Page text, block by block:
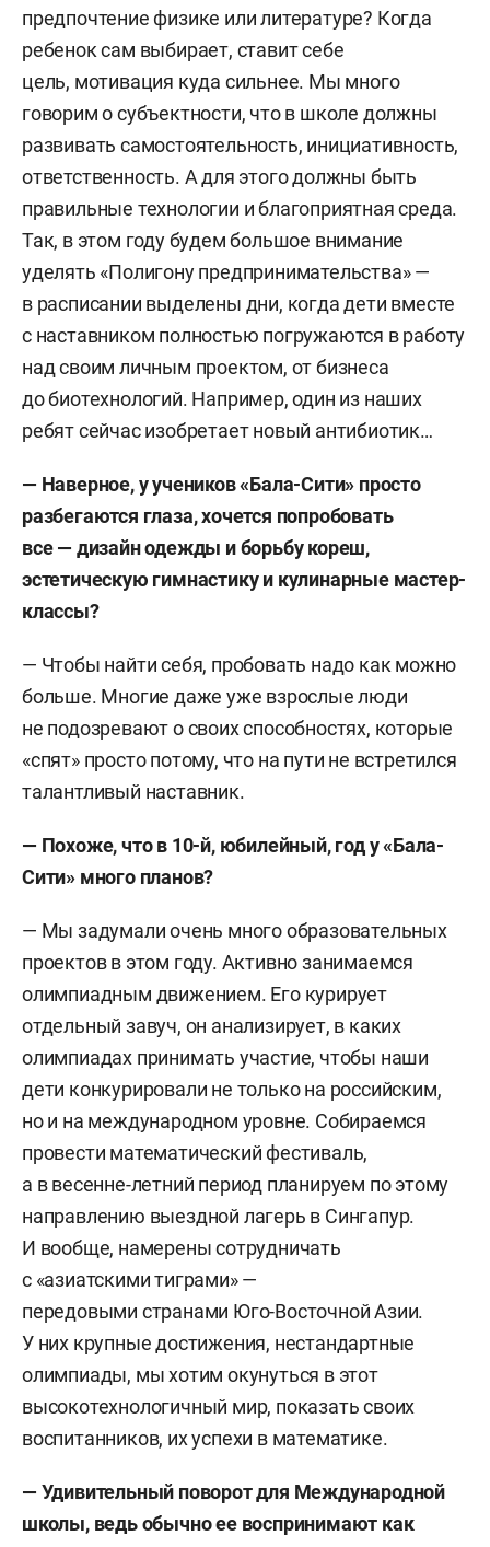
предпочтение физике или литературе? Когда
ребенок сам выбирает, ставит себе
цель, мотивация куда сильнее. Мы много
говорим о субъектности, что в школе должны
развивать самостоятельность, инициативность,
ответственность. А для этого должны быть
правильные технологии и благоприятная среда.
Так, в этом году будем большое внимание
уделять «Полигону предпринимательства» —
в расписании выделены дни, когда дети вместе
с наставником полностью погружаются в работу
над своим личным проектом, от бизнеса
до биотехнологий. Например, один из наших
ребят сейчас изобретает новый антибиотик…
— Наверное, уучеников «Бала-Сити» просто
разбегаются глаза, хочется попробовать
все — дизайн одежды иборьбу кореш,
эстетическую гимнастику и кулинарные мастер-
классы?
— Чтобы найти себя, пробовать надо как можно
больше. Многие даже уже взрослые люди
не подозревают о своих способностях, которые
«спят» просто потому, что на пути не встретился
талантливый наставник.
— Похоже, что в 10-й, юбилейный, год у«Бала-
Сити» много планов?
— Мы задумали очень много образовательных
проектов в этом году. Активно занимаемся
олимпиадным движением. Его курирует
отдельный завуч, он анализирует, в каких
олимпиадах принимать участие, чтобы наши
дети конкурировали не только на российским,
но и на международном уровне. Собираемся
провести математический фестиваль,
а в весенне-летний период планируем по этому
направлению выездной лагерь в Сингапур.
И вообще, намерены сотрудничать
с «азиатскими тиграми» —
передовыми странами Юго-Восточной Азии.
У них крупные достижения, нестандартные
олимпиады, мы хотим окунуться в этот
высокотехнологичный мир, показать своих
воспитанников, их успехи в математике.
— Удивительный поворот для Международной
школы, ведь обычно ее воспринимают как